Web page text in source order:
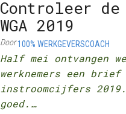
Coaching
Controleer
WGA 2019
Door100% WERKGEVERSCOACH
Half mei ontvangen
werknemers een brief
instroomcijfers
goed.…